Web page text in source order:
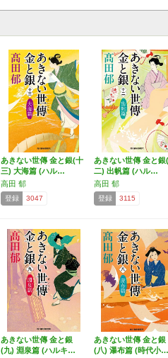
あきない世傳 金と銀(十
三) 大海篇 (ハル…
高田 郁
登録 3047
あきない世傳 金と銀
二) 出帆篇 (ハル…
高田 郁
登録 3115
あきない世傳 金と銀
(九) 淵泉篇 (ハルキ…
あきない世傳 金と銀
(八) 瀑布篇 (時代小…